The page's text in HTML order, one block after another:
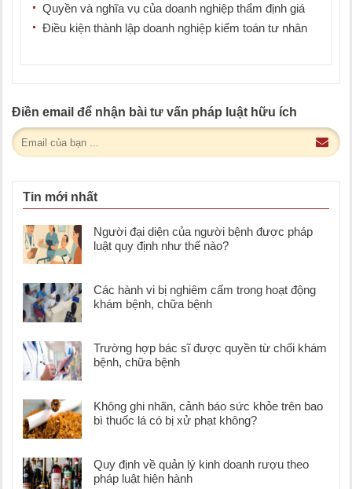
Quyền và nghĩa vụ của doanh nghiệp thẩm định giá
Điều kiện thành lập doanh nghiệp kiểm toán tư nhân
Điền email để nhận bài tư vấn pháp luật hữu ích
Tin mới nhất
Người đại diện của người bệnh được pháp
luật quy định như thế nào?
Các hành vi bị nghiêm cấm trong hoạt động
khám bệnh, chữa bệnh
Trường hợp bác sĩ được quyền từ chối khám
bệnh, chữa bệnh
Không ghi nhãn, cảnh báo sức khỏe trên bao
bì thuốc lá có bị xử phạt không?
Quy định về quản lý kinh doanh rượu theo
pháp luật hiện hành